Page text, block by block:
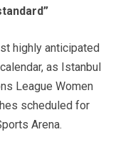
highly anticipated
as Istanbul
League Women
scheduled for
Arena.